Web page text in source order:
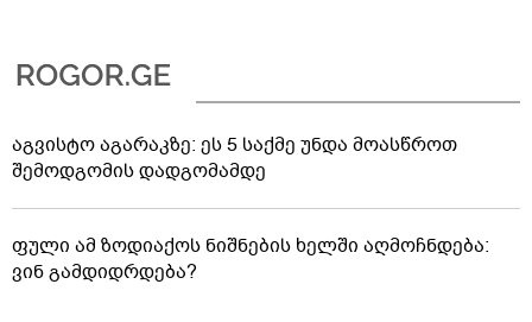
აგვისტო აგარაკზე: ეს 5 საქმე უნდა მოასწროთ
შემოდგომის დადგომამდე
ფული ამ ზოდიაქოს ნიშნების ხელში აღმოჩნდება:
ვინ გამდიდრდება?